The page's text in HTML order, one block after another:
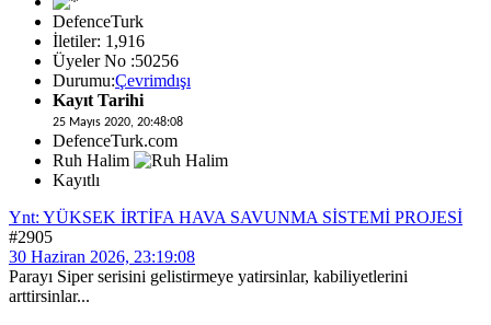
DefenceTurk
İletiler: 1,916
Üyeler No :50256
Durumu:Çevrimdışı
Kayıt Tarihi
25 Mayıs 2020, 20:48:08
DefenceTurk.com
Ruh Halim
Kayıtlı
Ynt: YÜKSEK İRTİFA HAVA SAVUNMA SİSTEMİ PROJESİ
#2905
30 Haziran 2026, 23:19:08
Parayı Siper serisini gelistirmeye yatirsinlar, kabiliyetlerini
arttirsinlar...